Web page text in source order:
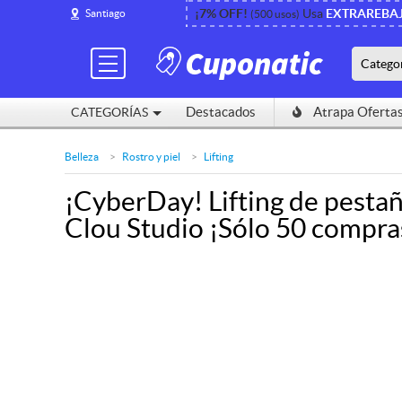
Santiago ¡7% OFF! (500 usos) Usa
CATEGORÍAS Destacados Atrapa Ofertas
Belleza Rostro y piel Lifting
¡CyberDay! Lifting de
Clou Studio ¡Sólo 50
Santiago ¡7% OFF! (500 usos) Usa
CATEGORÍAS Destacados Atrapa Ofertas